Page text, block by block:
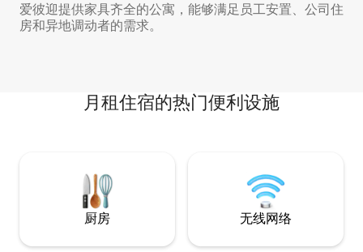
爱彼迎提供家具齐全的公寓，能够满足员工安置、公司住
房和异地调动者的需求。
月租住宿的热门便利设施
厨房 无线网络